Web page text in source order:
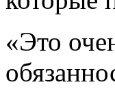
«Это